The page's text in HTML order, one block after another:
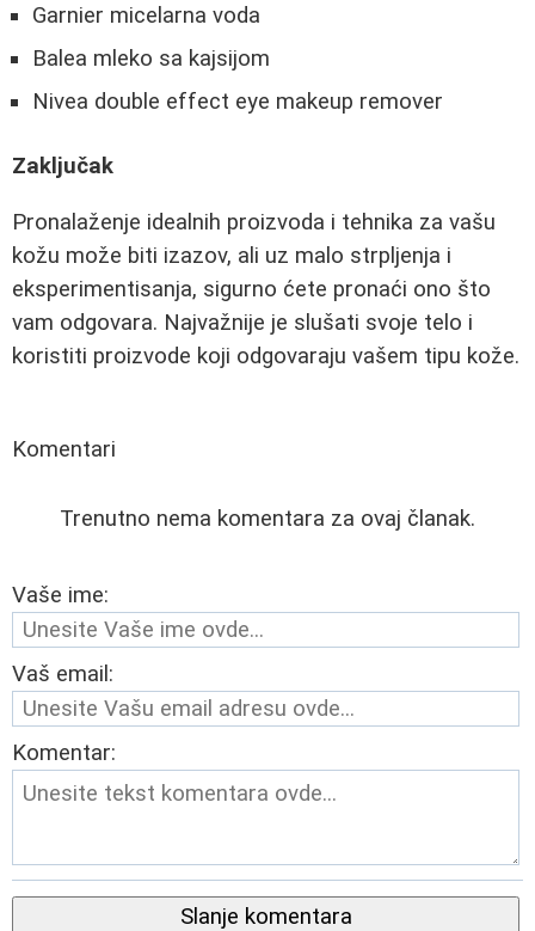
Garnier micelarna voda
Balea mleko sa kajsijom
Nivea double effect eye makeup remover
Zaključak
Pronalaženje idealnih proizvoda i tehnika za vašu
kožu može biti izazov, ali uz malo strpljenja i
eksperimentisanja, sigurno ćete pronaći ono što
vam odgovara. Najvažnije je slušati svoje telo i
koristiti proizvode koji odgovaraju vašem tipu kože.
Komentari
Trenutno nema komentara za ovaj članak.
Vaše ime:
Vaš email:
Komentar:
Slanje komentara